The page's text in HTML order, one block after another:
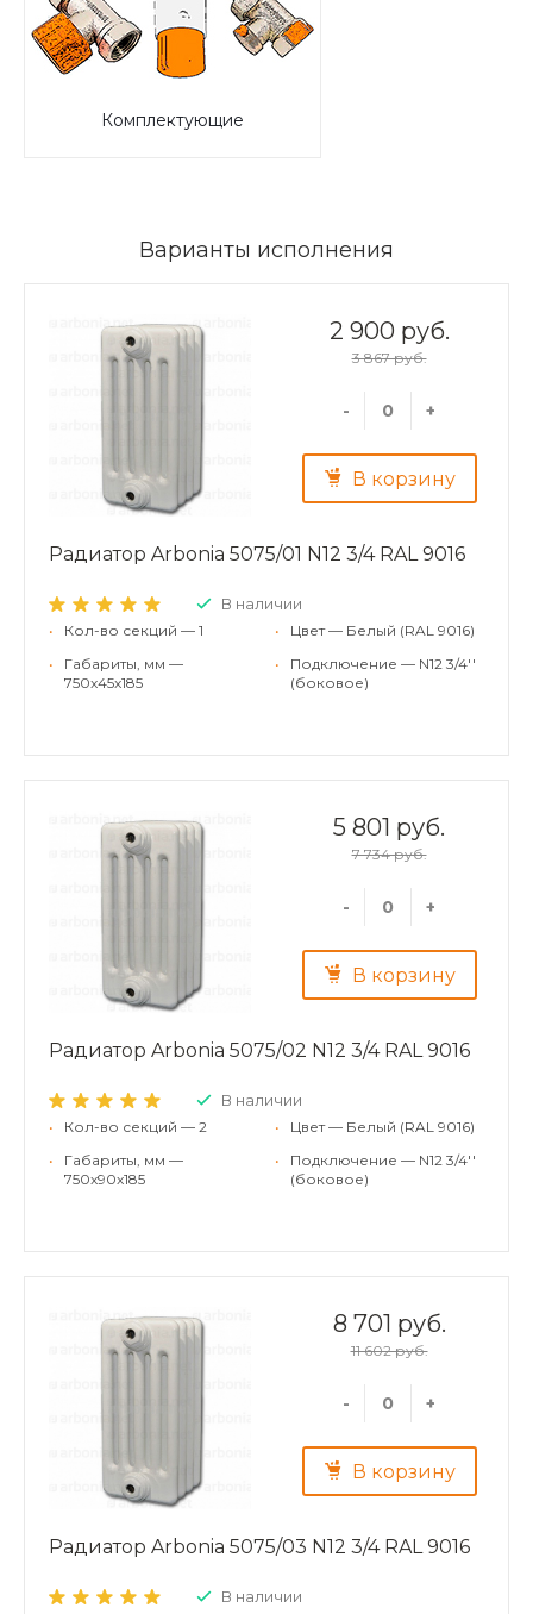
Комплектующие
Варианты исполнения
2 900 руб.
3 867 руб.
- +
В корзину
Радиатор Arbonia 5075/01 N12 3/4 RAL 9016
В наличии
•
Кол-во секций — 1
•
Габариты, мм —
750x45x185
•
Цвет — Белый (RAL 9016)
•
Подключение — N12 3/4''
(боковое)
5 801 руб.
7 734 руб.
- +
В корзину
Радиатор Arbonia 5075/02 N12 3/4 RAL 9016
В наличии
•
Кол-во секций — 2
•
Габариты, мм —
750x90x185
•
Цвет — Белый (RAL 9016)
•
Подключение — N12 3/4''
(боковое)
8 701 руб.
11 602 руб.
- +
В корзину
Радиатор Arbonia 5075/03 N12 3/4 RAL 9016
В наличии